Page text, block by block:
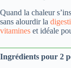
Quand la chaleur
sans alourdir la
vitamines et idéale
Ingrédients pour 2